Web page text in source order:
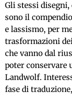
Gli stessi
sono il
e lassismo, per
trasformazioni
che vanno dal
poter conservare
Landwolf.
fase di